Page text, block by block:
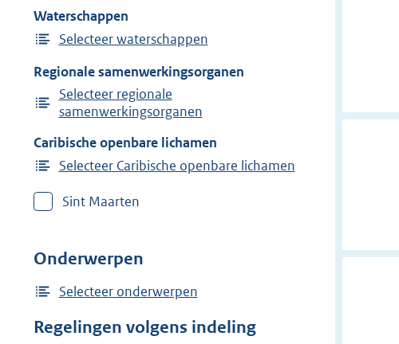
Waterschappen
Selecteer waterschappen
Regionale samenwerkingsorganen
Selecteer regionale
samenwerkingsorganen
Caribische openbare lichamen
Selecteer Caribische openbare lichamen
Sint Maarten
Onderwerpen
Selecteer onderwerpen
Regelingen volgens indeling